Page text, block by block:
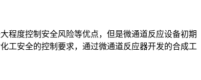
度控制安全风险等优点，但是微通道反应设备初期
工安全的控制要求，通过微通道反应器开发的合成工